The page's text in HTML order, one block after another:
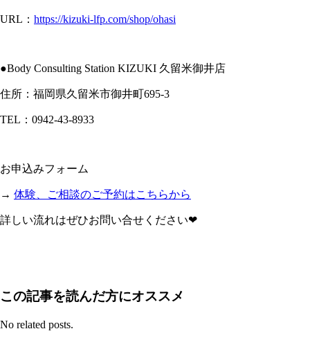
URL： https://kizuki-lfp.com/shop/ohasi
●Body Consulting Station KIZUKI 久留米御井店
住所：福岡県久留米市御井町695-3
TEL：0942-43-8933
お申込みフォーム
→ 体験、ご相談のご予約はこちらから
詳しい流れはぜひお問い合せください❤
この記事を読んだ方にオススメ
No related posts.